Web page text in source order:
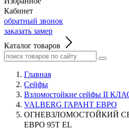
Кабинет
обратный звонок
заказать замер
Каталог товаров
Главная
Сейфы
Взломостойкие сейфы II
VALBERG ГАРАНТ ЕВРО
ОГНЕВЗЛОМОСТОЙКИЙ
ЕВРО 95T EL